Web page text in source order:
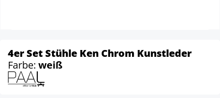
4er Set Stühle Ken Chrom Kunstleder
Farbe: weiß